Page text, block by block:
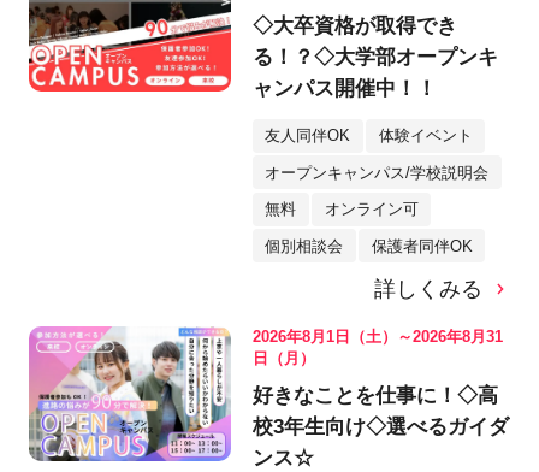
◇大卒資格が取得でき
る！？◇大学部オープンキ
ャンパス開催中！！
友人同伴OK 体験イベント
オープンキャンパス/学校説明会
無料 オンライン可
個別相談会 保護者同伴OK
詳しくみる
2026年8月1日（土）～2026年8月31
日（月）
好きなことを仕事に！◇高
校3年生向け◇選べるガイダ
ンス☆